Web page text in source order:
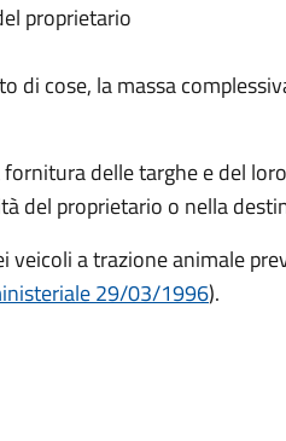
proprietario
di cose, la massa
delle targhe e del
del proprietario o nella
veicoli a trazione animale
29/03/1996).